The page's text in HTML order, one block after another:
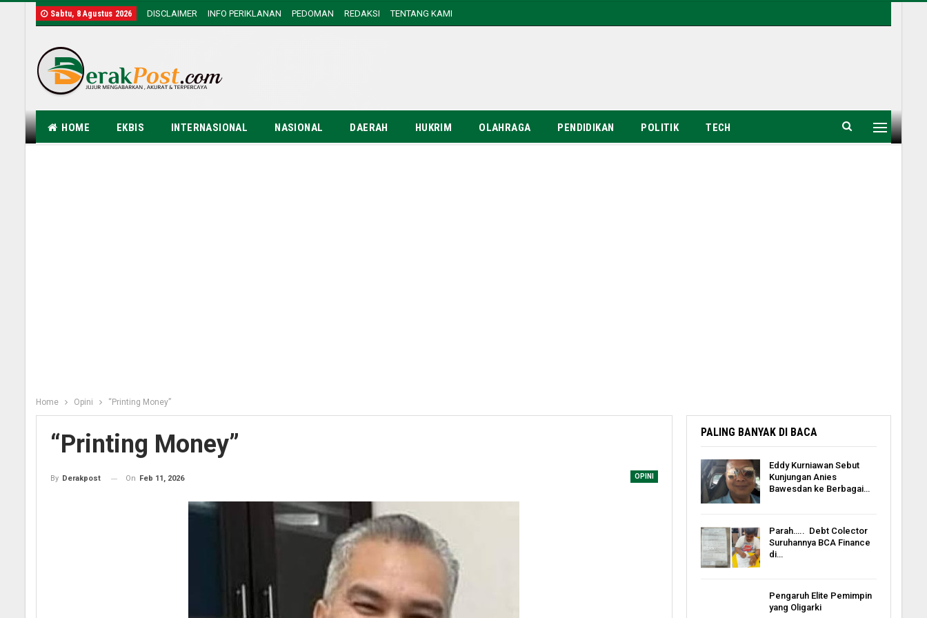
Sabtu, 8 Agustus 2026 DISCLAIMER INFO PERIKLANAN PEDOMAN REDAKSI TENTANG KAMI
HOME EKBIS INTERNASIONAL NASIONAL DAERAH HUKRIM OLAHRAGA PENDIDIKAN POLITIK TECH
Home Opini “Printing Money”
“Printing Money”
OPINI
By Derakpost On Feb 11, 2026
PALING BANYAK DI BACA
Eddy Kurniawan Sebut
Kunjungan Anies
Bawesdan ke Berbagai…
Parah….. Debt Colector
Suruhannya BCA Finance
di…
Pengaruh Elite Pemimpin
yang Oligarki